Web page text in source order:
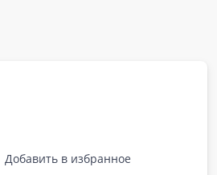
Добавить в избранное